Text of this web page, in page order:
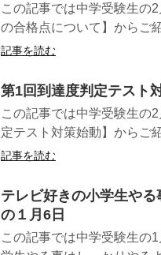
この記事では中学受験生の
の合格点について】からご
記事を読む
第1回到達度判定テスト
この記事では中学受験生の
定テスト対策始動】からご
記事を読む
テレビ好きの小学生や
の１月6日
この記事では中学受験生の